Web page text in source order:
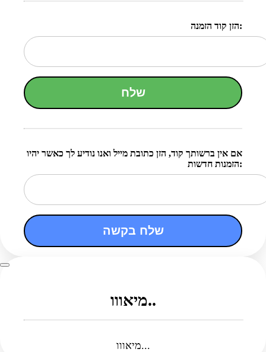
הזן קוד הזמנה:
שלח
אם אין ברשותך קוד, הזן כתובת מייל ואנו נודיע לך כאשר יהיו
הזמנות חדשות:
שלח בקשה
מיאווו..
מיאווו...